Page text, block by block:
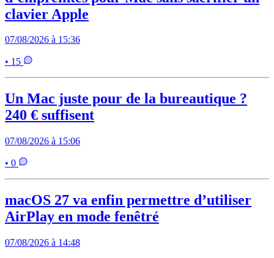
clavier Apple
07/08/2026 à 15:36
• 15
Un Mac juste pour de la bureautique ?
240 € suffisent
07/08/2026 à 15:06
• 0
macOS 27 va enfin permettre d’utiliser
AirPlay en mode fenêtré
07/08/2026 à 14:48